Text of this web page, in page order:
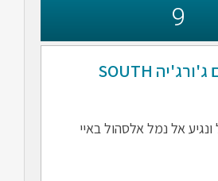
9
שייט אל דרום ג'ורג'יה SOUTH
אל נמל אלסהול באיי